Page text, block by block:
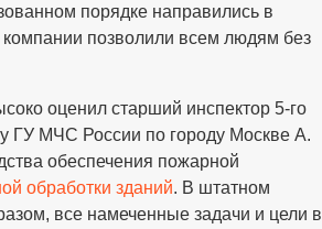
порядке направились в
позволили всем людям без
оценил старший инспектор 5-го
ГУ МЧС России по городу Москве А.
обеспечения пожарной
обработки зданий. В штатном
все намеченные задачи и цели в